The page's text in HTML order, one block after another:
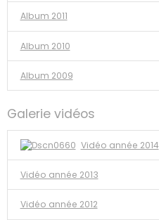
Album 2011
Album 2010
Album 2009
Galerie vidéos
Vidéo année 2014
Vidéo année 2013
Vidéo année 2012